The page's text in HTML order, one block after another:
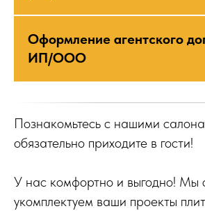
Оформление агентского
ИП/ООО
Познакомьтесь с нашими
обязательно приходите в гости!
У нас комфортно и выгодно! Мы
укомплектуем ваши проекты